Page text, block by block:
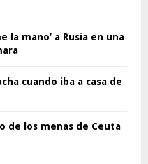
la mano’ a Rusia en una
cuando iba a casa de
de los menas de Ceuta